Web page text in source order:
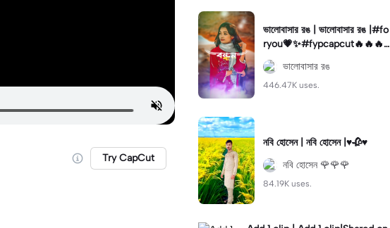
Try CapCut
ভালোবাসার রঙ | ভালোবাসার রঙ |#fo
ryou💗✨#fypcapcut🔥🔥🔥
#fypツ⁠ #fyp#viral#foryou
ভালোবাসার রঙ
446.47K uses.
নবি হোসেন | নবি হোসেন |♥️🥀♥️
নবি হোসেন 🌹🌹🌹
84.19K uses.